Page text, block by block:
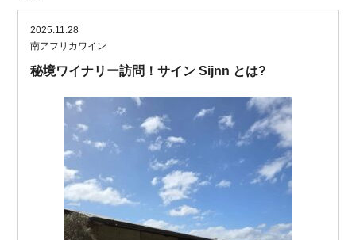
2025.11.28
南アフリカワイン
秘境ワイナリー訪問！サイン Sijnn とは?